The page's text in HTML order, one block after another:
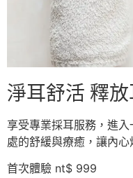
淨耳舒活 釋
享受專業採耳服務，進
處的舒緩與療癒，讓內心
首次體驗 nt$ 999